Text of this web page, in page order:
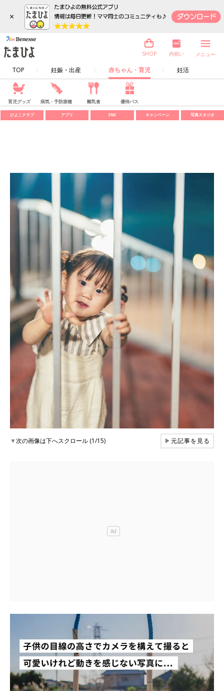
×
TOP 妊娠・出産 赤ちゃん・育児 妊活
SHOP 内祝い メニュー
育児グッズ 病気・予防接種 離乳食 優待パス
ひよこクラブ アプリ SNS キャンペーン 写真スタジオ
▼次の画像は下へスクロール (1/15) ▶元記事を見る